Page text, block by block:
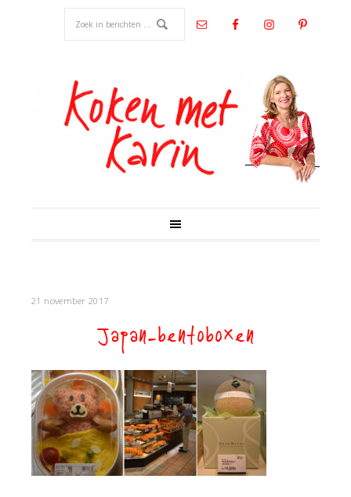
21 november 2017
Japan-bentoboxen